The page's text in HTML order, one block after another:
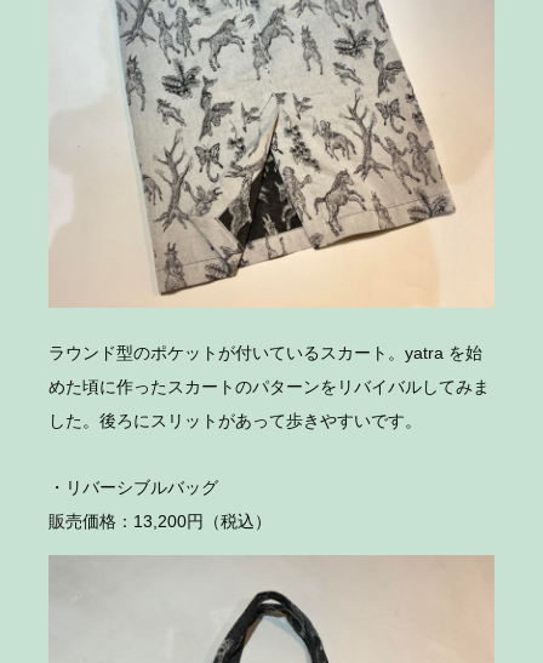
ラウンド型のポケットが付いているスカート。yatra を始
めた頃に作ったスカートのパターンをリバイバルしてみま
した。後ろにスリットがあって歩きやすいです。
・リバーシブルバッグ
販売価格：13,200円（税込）